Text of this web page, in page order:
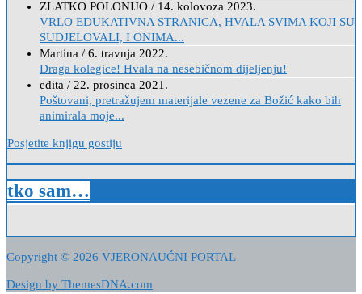
ZLATKO POLONIJO / 14. kolovoza 2023.
VRLO EDUKATIVNA STRANICA, HVALA SVIMA KOJI SU
SUDJELOVALI, I ONIMA...
Martina / 6. travnja 2022.
Draga kolegice! Hvala na nesebičnom dijeljenju!
edita / 22. prosinca 2021.
Poštovani, pretražujem materijale vezene za Božić kako bih
animirala moje...
Posjetite knjigu gostiju
tko sam…
Copyright © 2026 VJERONAUČNI PORTAL
Design by ThemesDNA.com